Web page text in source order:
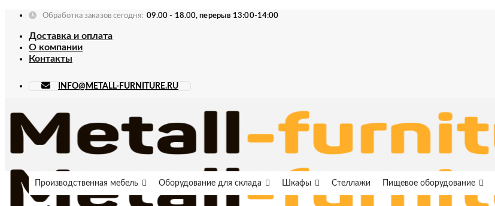
Skip
content
Обработка заказов сегодня: 09.00 - 18.00, перерыв 13:00-14:00
Доставка и оплата
О компании
Контакты
INFO@METALL-FURNITURE.RU
Производственная мебель Оборудование для склада Шкафы Стеллажи Пищевое оборудование